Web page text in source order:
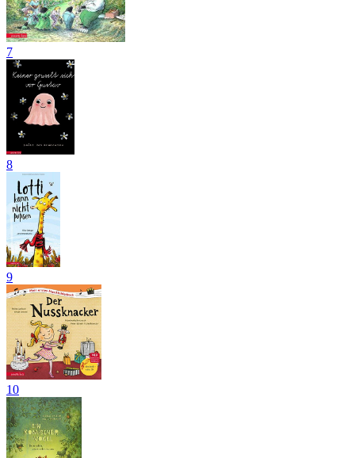
7
8
9
10